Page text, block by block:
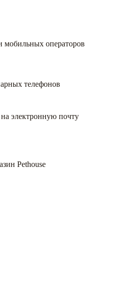
мобильных операторов
телефонов
электронную почту
Pethouse